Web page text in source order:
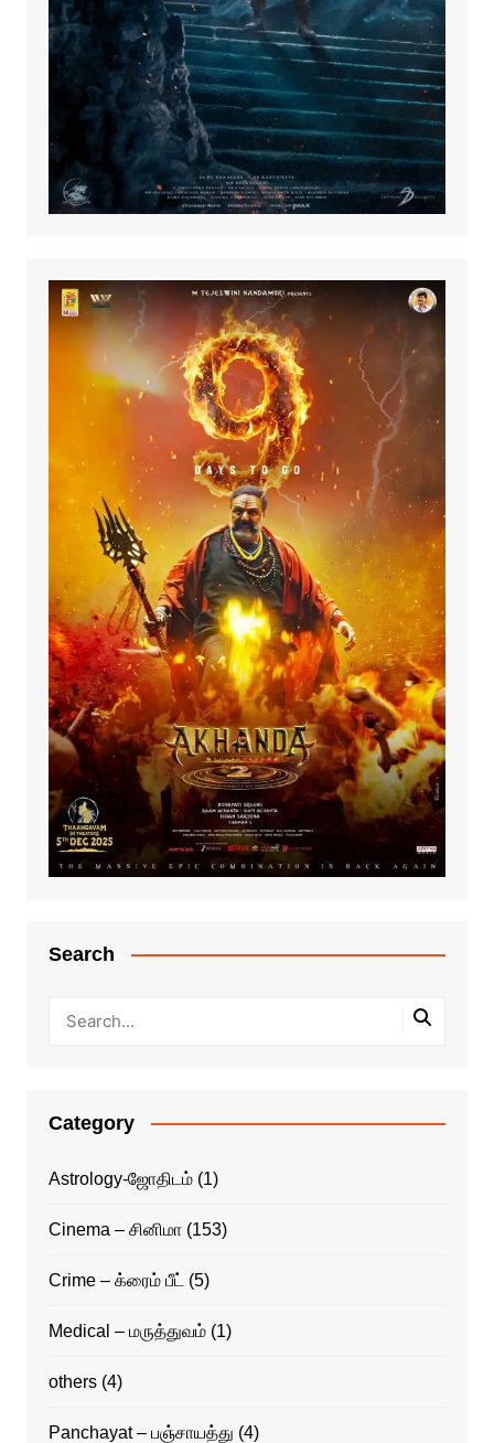
Search
Category
Astrology-ஜோதிடம்(1)
Cinema – சினிமா(153)
Crime – க்ரைம் பீட் (5)
Medical – மருத்துவம்(1)
others(4)
Panchayat – பஞ்சாயத்து (4)